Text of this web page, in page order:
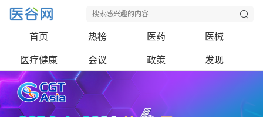
首页 热榜 医药
医械
医疗健康
会议 政策 发现